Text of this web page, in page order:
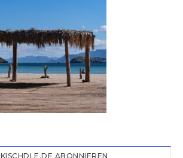
KISCHDLE.DE ABONNIEREN